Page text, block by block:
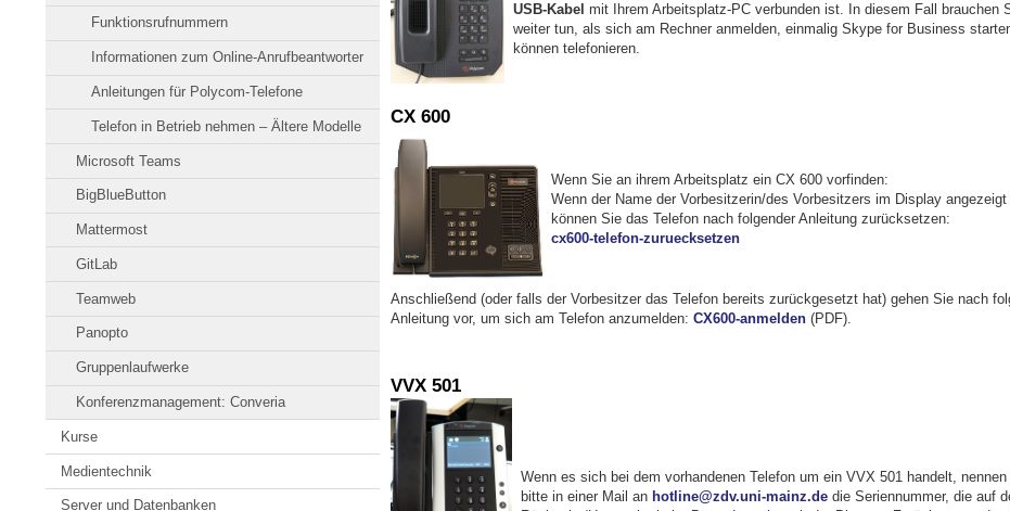
Funktionsrufnummern
Informationen zum Online-Anrufbeantworter
Anleitungen für Polycom-Telefone
Telefon in Betrieb nehmen – Ältere Modelle
Microsoft Teams
BigBlueButton
Mattermost
GitLab
Teamweb
Panopto
Gruppenlaufwerke
Konferenzmanagement: Converia
Kurse
Medientechnik
Server und Datenbanken
USB-Kabel mit Ihrem Arbeitsplatz-PC verbunden ist. In diesem Fall brauchen
weiter tun, als sich am Rechner anmelden, einmalig Skype for Business
können telefonieren.
CX 600
Wenn Sie an ihrem Arbeitsplatz ein CX 600 vorfinden:
Wenn der Name der Vorbesitzerin/des Vorbesitzers im Display angezeigt
können Sie das Telefon nach folgender Anleitung zurücksetzen:
cx600-telefon-zuruecksetzen
Anschließend (oder falls der Vorbesitzer das Telefon bereits zurückgesetzt hat) gehen Sie nach
Anleitung vor, um sich am Telefon anzumelden: CX600-anmelden(PDF).
VVX 501
Wenn es sich bei dem vorhandenen Telefon um ein VVX 501 handelt,
bitte in einer Mail an hotline@zdv.uni-mainz.dedie Seriennummer, die auf